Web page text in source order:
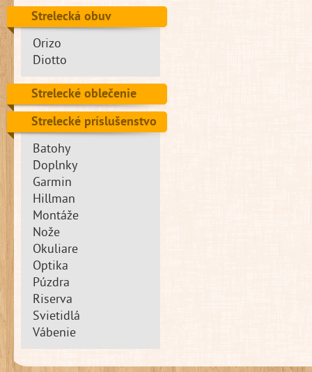
Strelecká obuv
Orizo
Diotto
Strelecké oblečenie
Strelecké príslušenstvo
Batohy
Doplnky
Garmin
Hillman
Montáže
Nože
Okuliare
Optika
Púzdra
Riserva
Svietidlá
Vábenie